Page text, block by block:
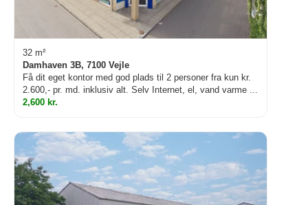
32 m²
Damhaven 3B, 7100 Vejle
Få dit eget kontor med god plads til 2 personer fra kun kr.
2.600,- pr. md. inklusiv alt. Selv Internet, el, vand varme ...
2,600 kr.